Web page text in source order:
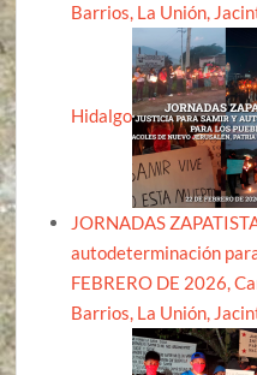
Barrios, La Unión,
Hidalgo
JORNADAS
autodeterminación
FEBRERO DE 2026,
Barrios, La Unión,